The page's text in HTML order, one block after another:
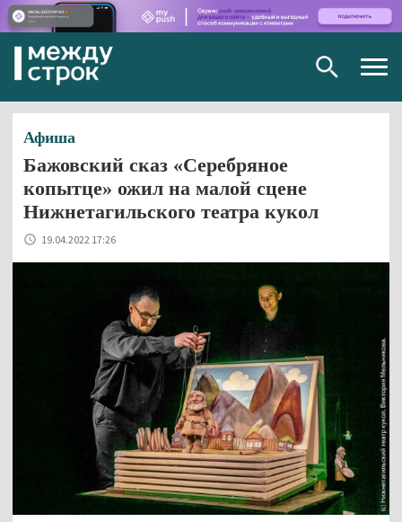
Афиша
Бажовский сказ «Серебряное
копытце» ожил на малой сцене
Нижнетагильского театра кукол
19.04.2022 17:26